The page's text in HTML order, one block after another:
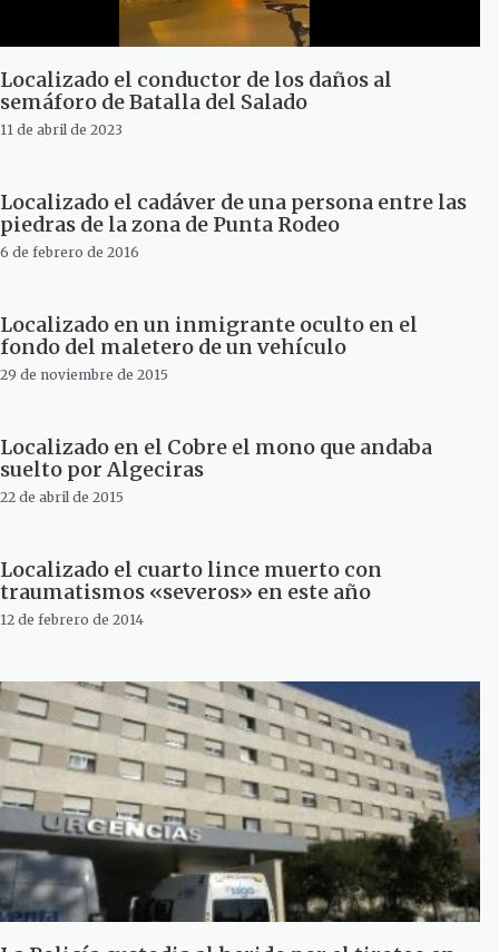
Localizado el conductor de los daños al
semáforo de Batalla del Salado
11 de abril de 2023
Localizado el cadáver de una persona entre las
piedras de la zona de Punta Rodeo
6 de febrero de 2016
Localizado en un inmigrante oculto en el
fondo del maletero de un vehículo
29 de noviembre de 2015
Localizado en el Cobre el mono que andaba
suelto por Algeciras
22 de abril de 2015
Localizado el cuarto lince muerto con
traumatismos «severos» en este año
12 de febrero de 2014